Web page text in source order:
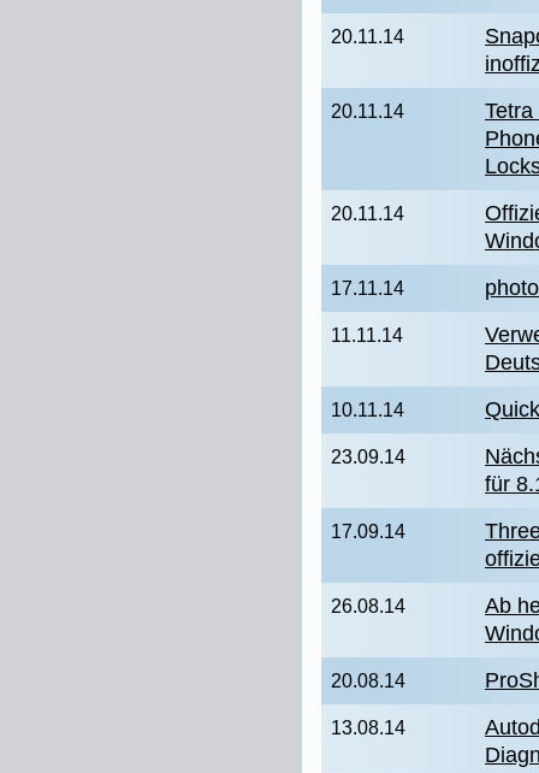
20.11.14
20.11.14
20.11.14
17.11.14
11.11.14
10.11.14
23.09.14
für
17.09.14
26.08.14
Ab
20.08.14
13.08.14